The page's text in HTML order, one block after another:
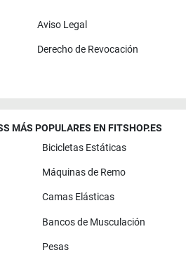
Aviso Legal
Derecho de Revocación
MÁS POPULARES EN FITSHOP.ES
Bicicletas Estáticas
Máquinas de Remo
Camas Elásticas
Bancos de Musculación
Pesas